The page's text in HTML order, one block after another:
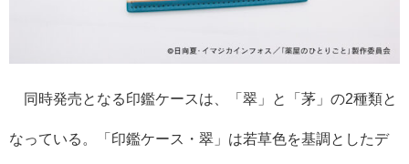
同時発売となる印鑑ケースは、「翠」と「茅」の2種類と
なっている。「印鑑ケース・翠」は若草色を基調としたデ